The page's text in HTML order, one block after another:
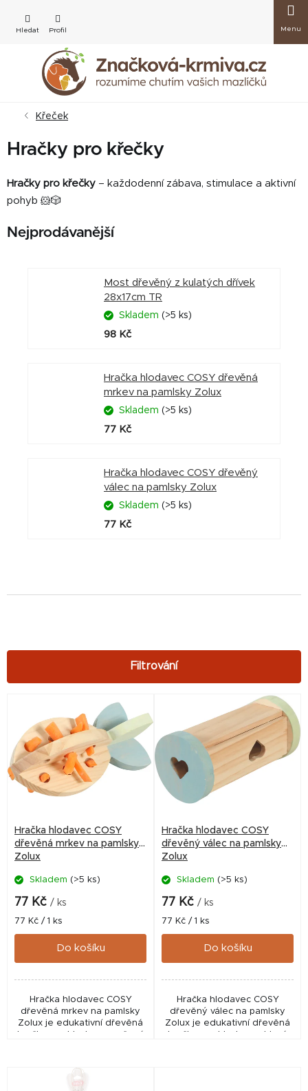
obsah
košík
Křeček
Hračky pro křečky
Hračky pro křečky – každodenní zábava, stimulace a aktivní
pohyb 🐹🎲
Nejprodávanější
Most dřevěný z kulatých dřívek
28x17cm TR
Skladem (>5 ks)
98 Kč
Hračka hlodavec COSY dřevěná
mrkev na pamlsky Zolux
Skladem (>5 ks)
77 Kč
Hračka hlodavec COSY dřevěný
válec na pamlsky Zolux
Skladem (>5 ks)
77 Kč
i
s
o
d
Hračka hlodavec COSY
dřevěná mrkev na pamlsky
Zolux
Skladem (>5 ks)
77 Kč / ks
Měrná
cena:
77 Kč / 1 ks
Do košíku
Hračka hlodavec COSY
dřevěná mrkev na pamlsky
Zolux je edukativní dřevěná
hračka pro hlodavce, určená
podporovat přirozený...
Hračka hlodavec COSY
dřevěný válec na pamlsky
Zolux
Skladem (>5 ks)
77 Kč / ks
Měrná
cena:
77 Kč / 1 ks
Do košíku
Hračka hlodavec COSY
dřevěný válec na pamlsky
Zolux je edukativní dřevěná
hračka pro hlodavce, která